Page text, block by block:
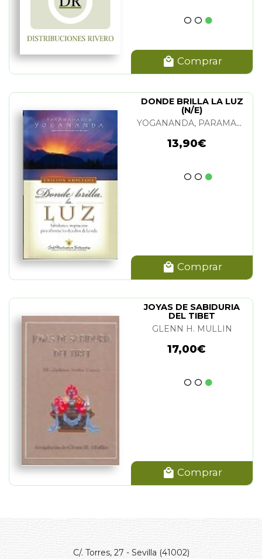
Comprar
DONDE BRILLA LA LUZ
(N/E)
YOGANANDA, PARAMAHANSA
13,90€
Comprar
JOYAS DE SABIDURIA
DEL TIBET
GLENN H. MULLIN
17,00€
Comprar
C/. Torres, 27 - Sevilla (41002)